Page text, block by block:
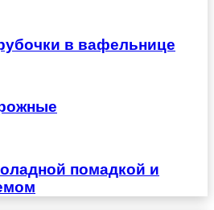
в вафельнице
помадкой и